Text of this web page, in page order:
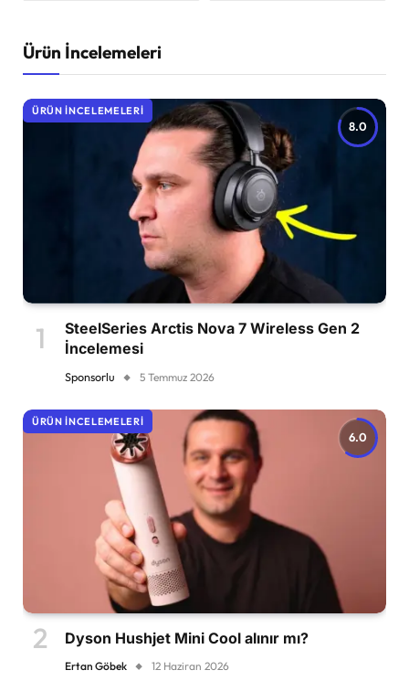
Ürün İncelemeleri
8.0
ÜRÜN İNCELEMELERI
SteelSeries Arctis Nova 7 Wireless Gen 2
İncelemesi
Sponsorlu 5 Temmuz 2026
6.0
ÜRÜN İNCELEMELERI
Dyson Hushjet Mini Cool alınır mı?
Ertan Göbek 12 Haziran 2026